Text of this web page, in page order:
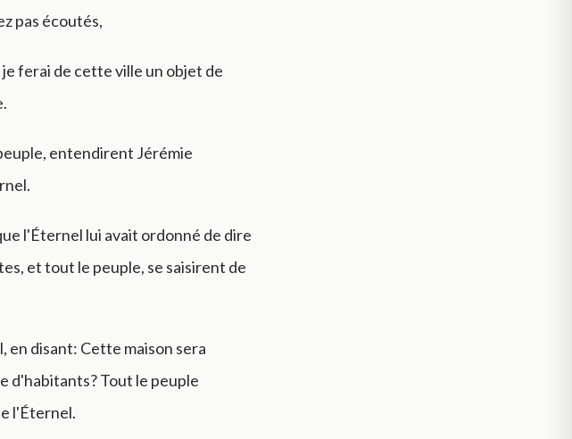
pas écoutés,
ferai de cette ville un objet de
entendirent Jérémie
l'Éternel lui avait ordonné de dire
et tout le peuple, se saisirent de
en disant: Cette maison sera
d'habitants? Tout le peuple
l'Éternel.